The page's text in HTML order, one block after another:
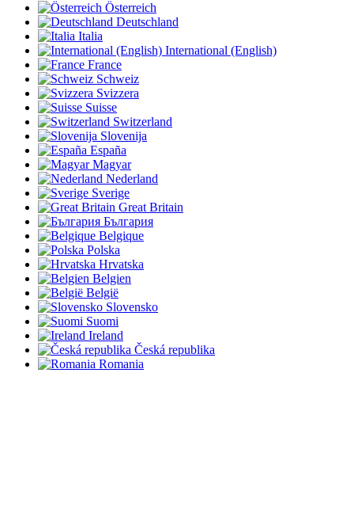
Österreich
Deutschland
Italia
International (English)
France
Schweiz
Svizzera
Suisse
Switzerland
Slovenija
España
Magyar
Nederland
Sverige
Great Britain
България
Belgique
Polska
Hrvatska
Belgien
België
Slovensko
Suomi
Ireland
Česká republika
Romania